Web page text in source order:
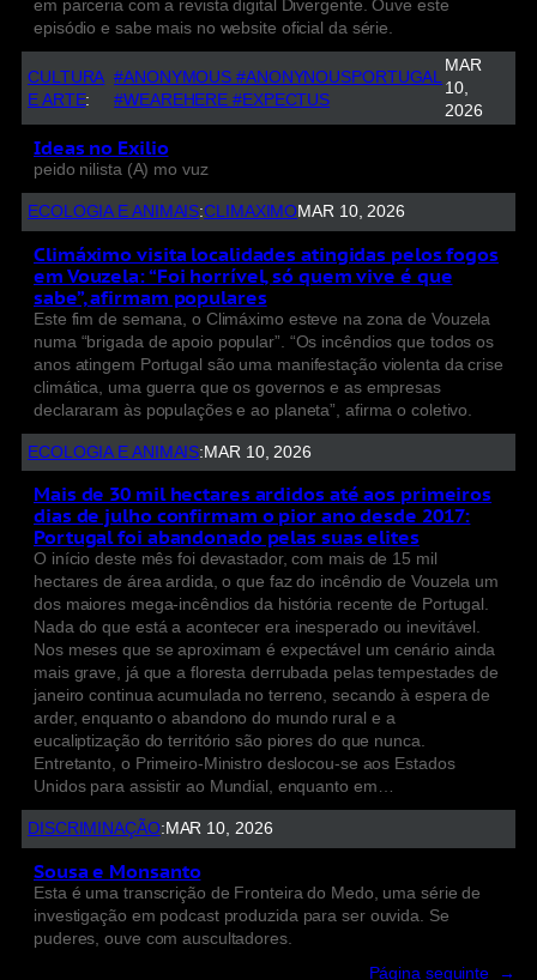
em parceria com a revista digital Divergente. Ouve este
episódio e sabe mais no website oficial da série.
CULTURA
E ARTE:
#ANONYMOUS #ANONYNOUSPORTUGAL
#WEAREHERE #EXPECTUS
MAR
10,
2026
Ideas no Exilio
peido nilista (A) mo vuz
ECOLOGIA E ANIMAIS:CLIMAXIMOMAR 10, 2026
Climáximo visita localidades atingidas pelos fogos
em Vouzela: “Foi horrível, só quem vive é que
sabe”, afirmam populares
Este fim de semana, o Climáximo esteve na zona de Vouzela
numa “brigada de apoio popular”. “Os incêndios que todos os
anos atingem Portugal são uma manifestação violenta da crise
climática, uma guerra que os governos e as empresas
declararam às populações e ao planeta”, afirma o coletivo.
ECOLOGIA E ANIMAIS: MAR 10, 2026
Mais de 30 mil hectares ardidos até aos primeiros
dias de julho confirmam o pior ano desde 2017:
Portugal foi abandonado pelas suas elites
O início deste mês foi devastador, com mais de 15 mil
hectares de área ardida, o que faz do incêndio de Vouzela um
dos maiores mega-incêndios da história recente de Portugal.
Nada do que está a acontecer era inesperado ou inevitável.
Nos meses que se aproximam é expectável um cenário ainda
mais grave, já que a floresta derrubada pelas tempestades de
janeiro continua acumulada no terreno, secando à espera de
arder, enquanto o abandono do mundo rural e a
eucaliptização do território são piores do que nunca.
Entretanto, o Primeiro-Ministro deslocou-se aos Estados
Unidos para assistir ao Mundial, enquanto em…
DISCRIMINAÇÃO: MAR 10, 2026
Sousa e Monsanto
Esta é uma transcrição de Fronteira do Medo, uma série de
investigação em podcast produzida para ser ouvida. Se
puderes, ouve com auscultadores.
Página seguinte →